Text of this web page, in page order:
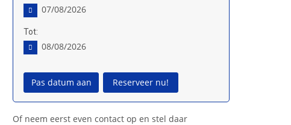
07/08/2026
Tot:
08/08/2026
Pas datum aan Reserveer nu!
Of neem eerst even contact op en stel daar